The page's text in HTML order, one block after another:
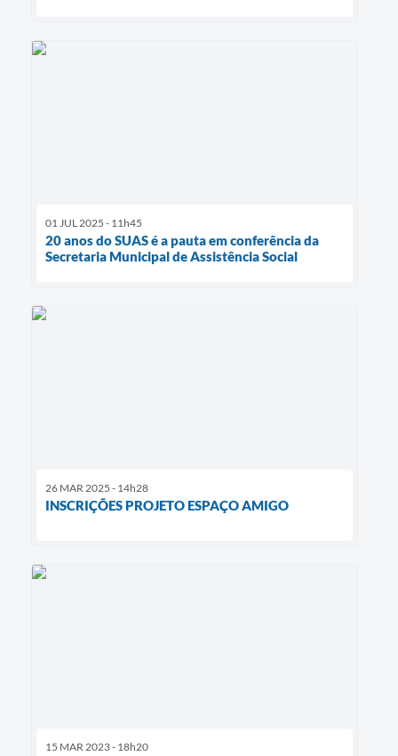
01 JUL 2025 - 11h45
20 anos do SUAS é a pauta em conferência da
Secretaria Municipal de Assistência Social
26 MAR 2025 - 14h28
INSCRIÇÕES PROJETO ESPAÇO AMIGO
15 MAR 2023 - 18h20